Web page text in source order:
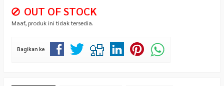
OUT OF STOCK
Maaf, produk ini tidak tersedia.
Bagikan ke